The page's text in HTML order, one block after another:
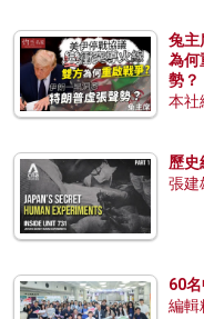
兔主
為何
勢？
本社
歷史
張建
60
編輯